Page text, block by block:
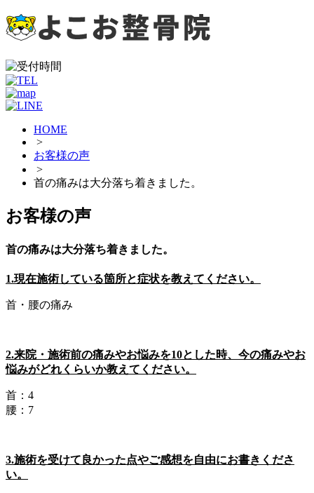
HOME
>
お客様の声
>
首の痛みは大分落ち着きました。
お客様の声
首の痛みは大分落ち着きました。
1.現在施術している箇所と症状を教えてください。
首・腰の痛み
2.来院・施術前の痛みやお悩みを10とした時、今の痛みやお
悩みがどれくらいか教えてください。
首：4
腰：7
3.施術を受けて良かった点やご感想を自由にお書きくださ
い。